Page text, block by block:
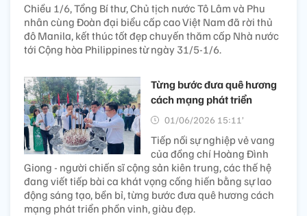
Chiều 1/6, Tổng Bí thư, Chủ tịch nước Tô Lâm và Phu
nhân cùng Đoàn đại biểu cấp cao Việt Nam đã rời thủ
đô Manila, kết thúc tốt đẹp chuyến thăm cấp Nhà nước
tới Cộng hòa Philippines từ ngày 31/5-1/6.
Từng bước đưa quê hương
cách mạng phát triển
01/06/2026 15:11’
Tiếp nối sự nghiệp vẻ vang
của đồng chí Hoàng Đình
Giong - người chiến sĩ cộng sản kiên trung, các thế hệ
đang viết tiếp bài ca khát vọng cống hiến bằng sự lao
động sáng tạo, bền bỉ, từng bước đưa quê hương cách
mạng phát triển phồn vinh, giàu đẹp.